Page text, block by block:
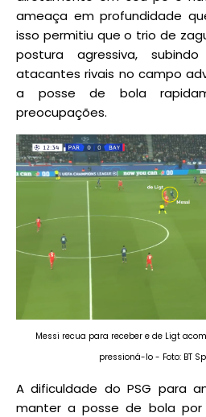
ameaça em profundidade
isso permitiu que o trio de
postura agressiva,
atacantes rivais no campo
a posse de bola
preocupações.
Messi recua para receber e de Ligt
pressioná-lo - Foto: BT
A dificuldade do PSG para
manter a posse de bola por